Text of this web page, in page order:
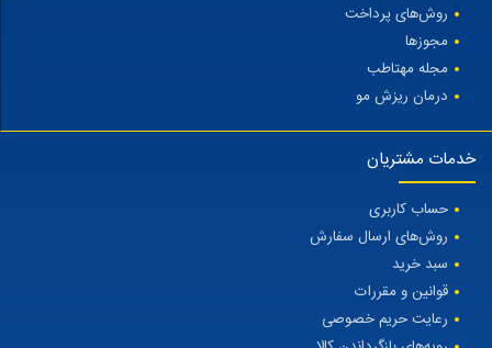
روش‌های پرداخت
مجوزها
مجله مهتاطب
درمان ریزش مو
خدمات مشتریان
حساب کاربری
روش‌های ارسال سفارش
سبد خرید
قوانین و مقررات
رعایت حریم خصوصی